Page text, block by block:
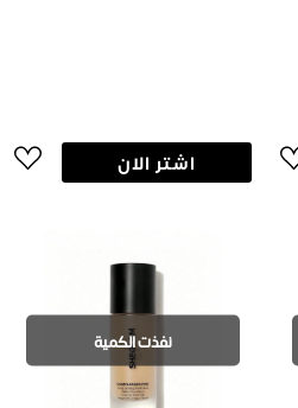
اشتر الان
نفذت الكمية